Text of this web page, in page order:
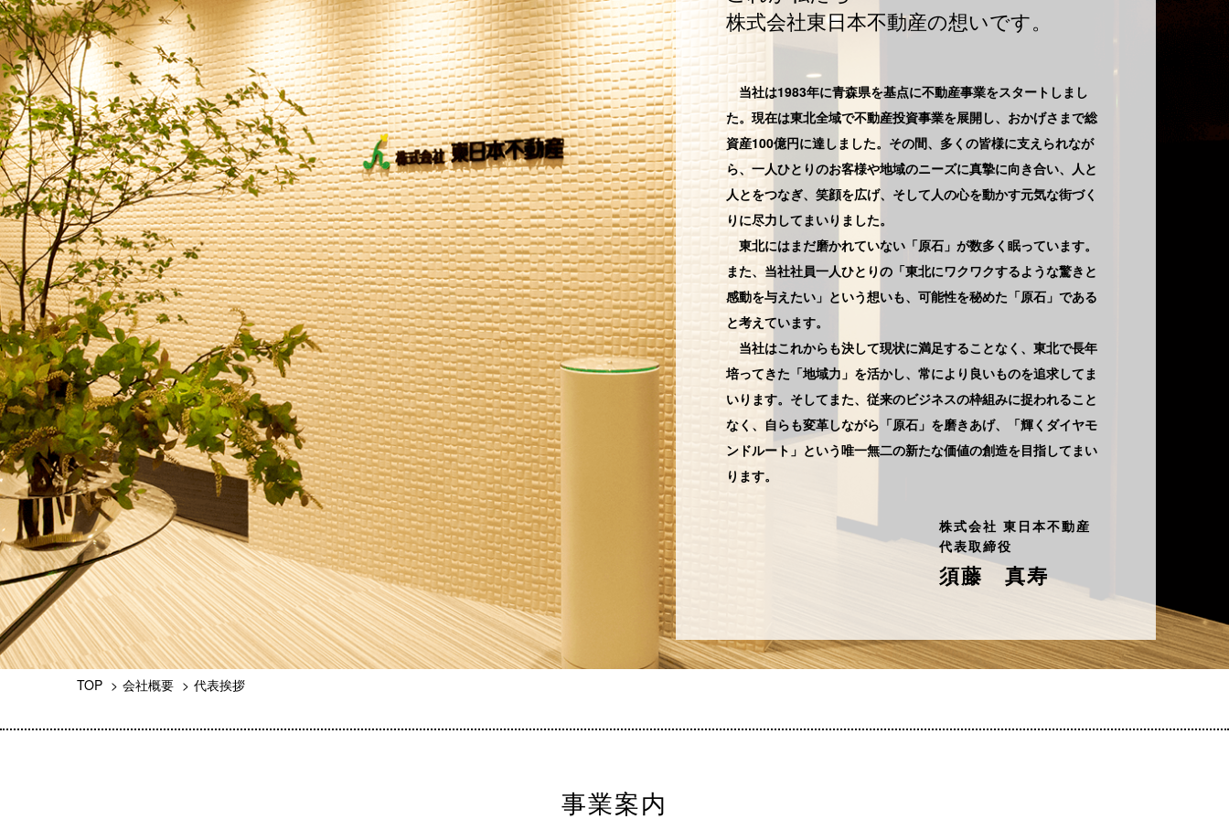
株式会社東日本不動産の想いです。
当社は1983年に青森県を基点に不動産事業をスタートしまし
た。現在は東北全域で不動産投資事業を展開し、おかげさまで総
資産100億円に達しました。その間、多くの皆様に支えられなが
ら、一人ひとりのお客様や地域のニーズに真摯に向き合い、人と
人とをつなぎ、笑顔を広げ、そして人の心を動かす元気な街づく
りに尽力してまいりました。
東北にはまだ磨かれていない「原石」が数多く眠っています。
また、当社社員一人ひとりの「東北にワクワクするような驚きと
感動を与えたい」という想いも、可能性を秘めた「原石」である
と考えています。
当社はこれからも決して現状に満足することなく、東北で長年
培ってきた「地域力」を活かし、常により良いものを追求してま
いります。そしてまた、従来のビジネスの枠組みに捉われること
なく、自らも変革しながら「原石」を磨きあげ、「輝くダイヤモ
ンドルート」という唯一無二の新たな価値の創造を目指してまい
ります。
株式会社 東日本不動産
代表取締役
須藤 真寿
TOP 会社概要 代表挨拶
事業案内